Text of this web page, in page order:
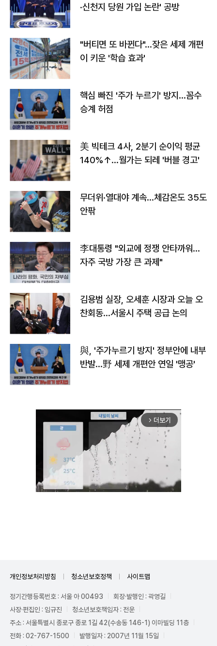
·신천지 당원 가입 논란' 공방
"버티면 또 바뀐다"…잦은 세제 개편
이 키운 '학습 효과'
핵심 빠진 '주가 누르기' 방지…꼼수
승계 허점
美 빅테크 4사, 2분기 순이익 평균
140%↑…월가는 되레 '버블 경고'
무더위·열대야 계속…체감온도 35도
안팎
李대통령 "외교에 정쟁 안타까워…
자주 국방 가장 큰 과제"
김용범 실장, 오세훈 시장과 오늘 오
찬회동...서울시 주택 공급 논의
與, '주가누르기 방지' 정부안에 내부
반발…野 세제 개편안 연일 '맹공'
arrow_forward_ios 더보기
개인정보처리방침 청소년보호정책 사이트맵
정기간행등록번호 : 서울 아 00493
회장·발행인 : 곽영길
사장·편집인 : 임규진
청소년보호책임자 : 전운
주소 : 서울특별시 종로구 종로 1길 42(수송동 146-1) 이마빌딩 11층
전화 : 02-767-1500
발행일자 : 2007년 11월 15일